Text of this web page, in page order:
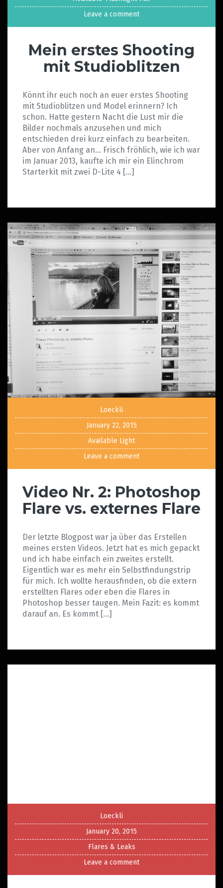
Leave a comment
Mein erstes Shooting
mit Studioblitzen
Könnt ihr euch noch an euer erstes Shooting
mit Studioblitzen und Model erinnern? Ich
schon. Hatte gestern Nacht die Lust mir die
Bilder nochmals anzusehen und mich
entschieden drei kurz einfach zu bearbeiten.
Aber von Anfang an… Frisch fröhlich, wie ich war
im Januar 2013, kaufte ich mir ein Elinchrom
Starterkit mit zwei D-Lite 4 […]
Loeckli
January 22, 2015
Available Light
Leave a comment
Video Nr. 2: Photoshop
Flare vs. externes Flare
Der letzte Blogpost war ja über das Erstellen
meines ersten Videos. Jetzt hat es mich gepackt
und ich habe einfach ein zweites erstellt.
Eigentlich war es mehr ein Selbstfindungstrip
für mich. Ich wollte herausfinden, ob die extern
erstellten Flares oder eben die Flares in
Photoshop besser taugen. Mein Fazit: es kommt
darauf an. Es kommt […]
Loeckli
January 20, 2015
Flares & Leaks
Leave a comment